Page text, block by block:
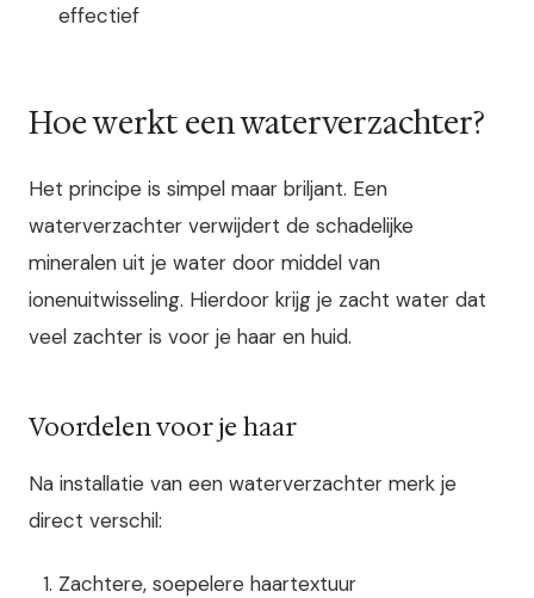
effectief
Hoe werkt een waterverzachter?
Het principe is simpel maar briljant. Een
waterverzachter verwijdert de schadelijke
mineralen uit je water door middel van
ionenuitwisseling. Hierdoor krijg je zacht water dat
veel zachter is voor je haar en huid.
Voordelen voor je haar
Na installatie van een waterverzachter merk je
direct verschil:
Zachtere, soepelere haartextuur